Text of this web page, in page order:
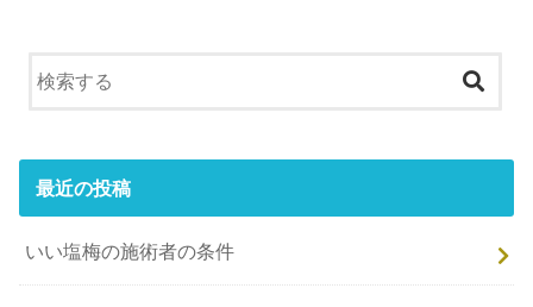
最近の投稿
いい塩梅の施術者の条件